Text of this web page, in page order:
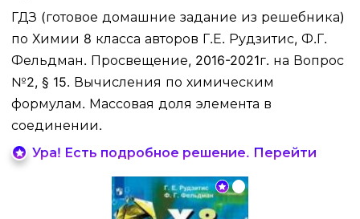
ГДЗ (готовое домашние задание из решебника)
по Химии 8 класса авторов Г.Е. Рудзитис, Ф.Г.
Фельдман. Просвещение, 2016-2021г. на Вопрос
№2, § 15. Вычисления по химическим
формулам. Массовая доля элемента в
соединении.
Ура! Есть подробное решение. Перейти